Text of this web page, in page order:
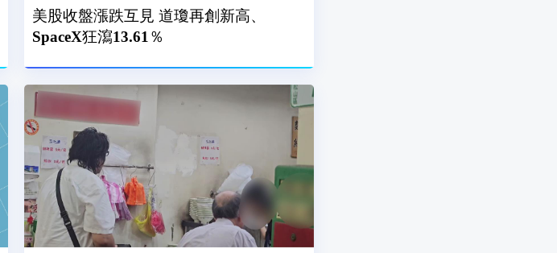
美股收盤漲跌互見 道瓊再創新高、
SpaceX狂瀉13.61％